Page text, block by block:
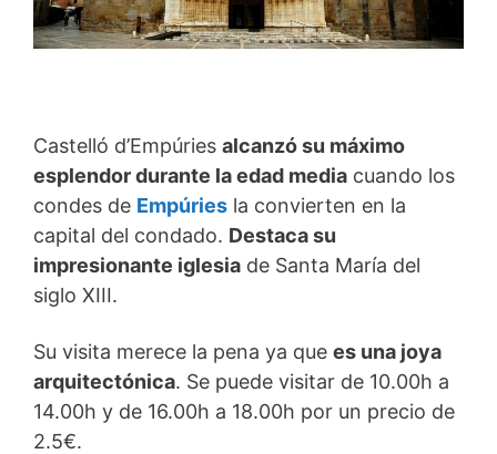
Castelló d’Empúries alcanzó su máximo
esplendor durante la edad media cuando los
condes de Empúries la convierten en la
capital del condado. Destaca su
impresionante iglesia de Santa María del
siglo XIII.
Su visita merece la pena ya que es una joya
arquitectónica. Se puede visitar de 10.00h a
14.00h y de 16.00h a 18.00h por un precio de
2.5€.